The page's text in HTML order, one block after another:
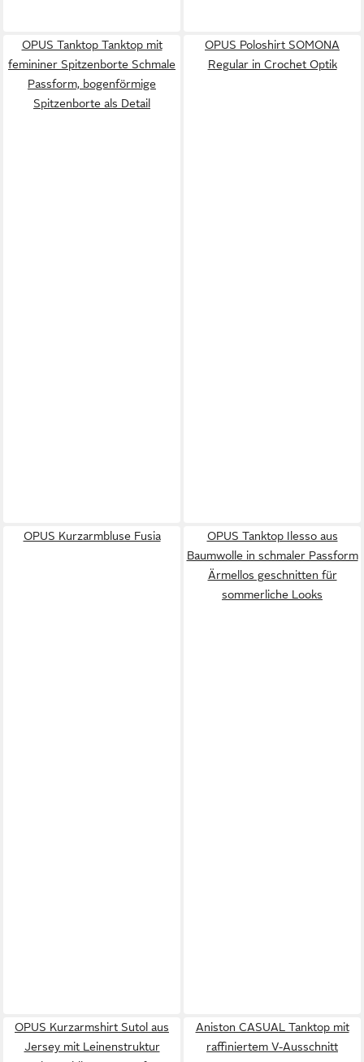
OPUS Tanktop Tanktop mit
femininer Spitzenborte Schmale
Passform, bogenförmige
Spitzenborte als Detail
OPUS Poloshirt SOMONA
Regular in Crochet Optik
OPUS Kurzarmbluse Fusia
OPUS Tanktop Ilesso aus
Baumwolle in schmaler Passform
Ärmellos geschnitten für
sommerliche Looks
OPUS Kurzarmshirt Sutol aus
Jersey mit Leinenstruktur
Aniston CASUAL Tanktop mit
raffiniertem V-Ausschnitt